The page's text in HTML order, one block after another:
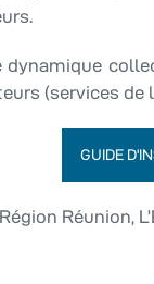
dynamique
(services
GUIDE
Réunion,